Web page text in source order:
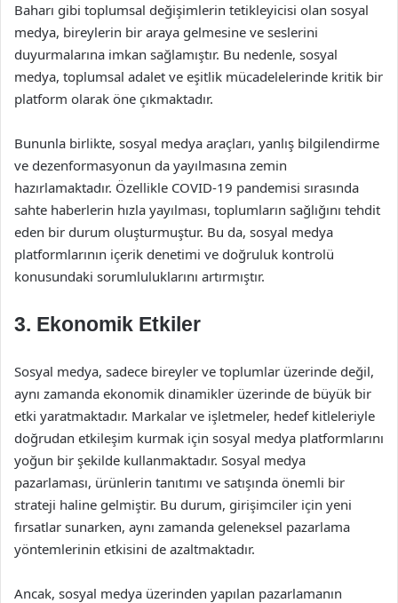
Baharı gibi toplumsal değişimlerin tetikleyicisi olan sosyal
medya, bireylerin bir araya gelmesine ve seslerini
duyurmalarına imkan sağlamıştır. Bu nedenle, sosyal
medya, toplumsal adalet ve eşitlik mücadelelerinde kritik bir
platform olarak öne çıkmaktadır.
Bununla birlikte, sosyal medya araçları, yanlış bilgilendirme
ve dezenformasyonun da yayılmasına zemin
hazırlamaktadır. Özellikle COVID-19 pandemisi sırasında
sahte haberlerin hızla yayılması, toplumların sağlığını tehdit
eden bir durum oluşturmuştur. Bu da, sosyal medya
platformlarının içerik denetimi ve doğruluk kontrolü
konusundaki sorumluluklarını artırmıştır.
3. Ekonomik Etkiler
Sosyal medya, sadece bireyler ve toplumlar üzerinde değil,
aynı zamanda ekonomik dinamikler üzerinde de büyük bir
etki yaratmaktadır. Markalar ve işletmeler, hedef kitleleriyle
doğrudan etkileşim kurmak için sosyal medya platformlarını
yoğun bir şekilde kullanmaktadır. Sosyal medya
pazarlaması, ürünlerin tanıtımı ve satışında önemli bir
strateji haline gelmiştir. Bu durum, girişimciler için yeni
fırsatlar sunarken, aynı zamanda geleneksel pazarlama
yöntemlerinin etkisini de azaltmaktadır.
Ancak, sosyal medya üzerinden yapılan pazarlamanın